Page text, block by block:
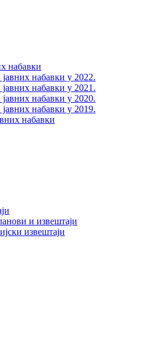
набавки
набавки у 2022.
набавки у 2021.
набавки у 2020.
набавки у 2019.
набавки
и извештаји
извештаји